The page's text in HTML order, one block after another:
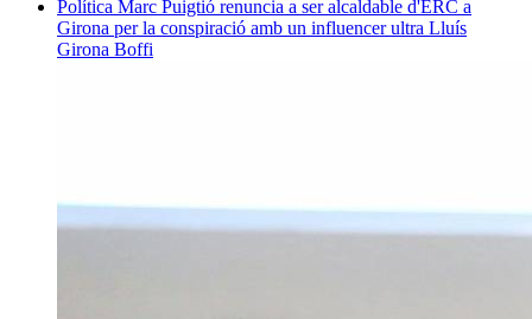
Política Marc Puigtió renuncia a ser alcaldable d'ERC a
Girona per la conspiració amb un influencer ultra Lluís
Girona Boffi